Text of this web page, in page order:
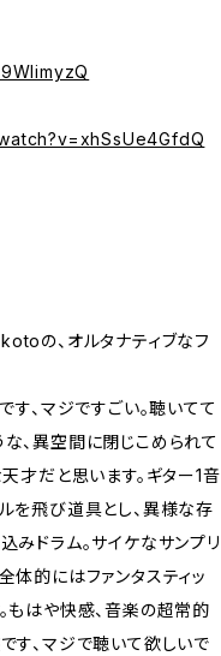
の、オルタナティブなフ
す、マジですごい。聴いてて
、異空間に閉じこめられて
才だと思います。ギター1音
を飛び道具とし、異様な存
みドラム。サイケなサンプリ
体的にはファンタスティッ
もはや快感、音楽の超常的
す、マジで聴いて欲しいで